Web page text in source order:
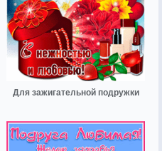
Для зажигательной подружки